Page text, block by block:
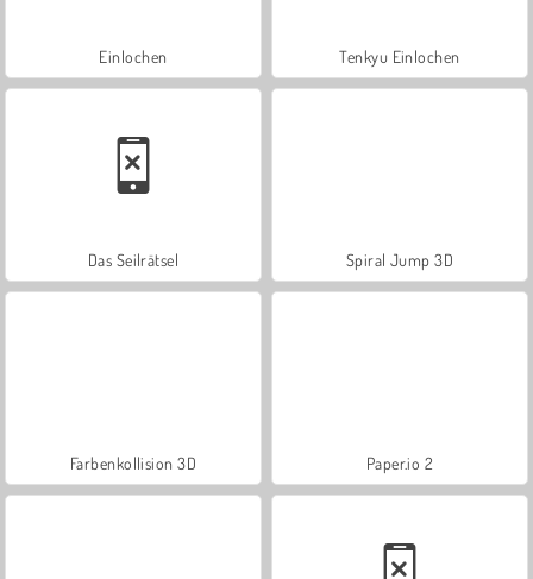
Einlochen Tenkyu Einlochen
Das Seilrätsel Spiral Jump 3D
Farbenkollision 3D Paper.io 2